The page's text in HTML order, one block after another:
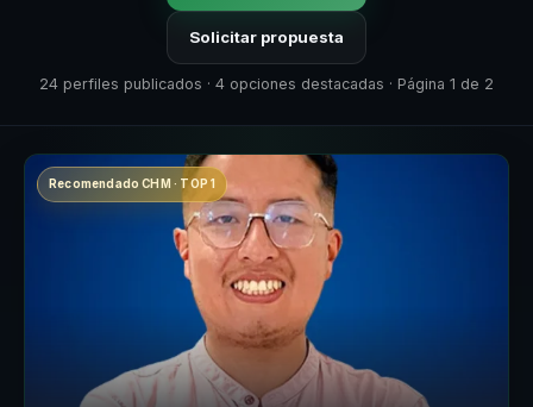
Solicitar propuesta
24 perfiles publicados · 4 opciones destacadas · Página 1 de 2
Recomendado CHM · TOP 1